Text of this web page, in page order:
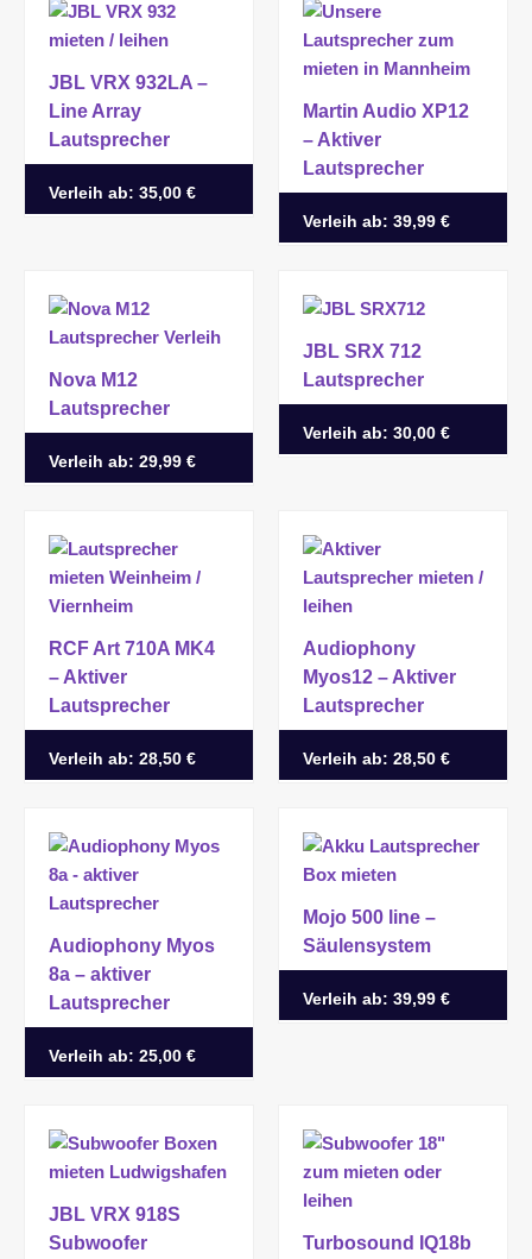
JBL VRX 932LA –
Line Array
Lautsprecher
Verleih ab: 35,00 €
Martin Audio XP12
– Aktiver
Lautsprecher
Verleih ab: 39,99 €
Nova M12
Lautsprecher
Verleih ab: 29,99 €
JBL SRX 712
Lautsprecher
Verleih ab: 30,00 €
RCF Art 710A MK4
– Aktiver
Lautsprecher
Verleih ab: 28,50 €
Audiophony
Myos12 – Aktiver
Lautsprecher
Verleih ab: 28,50 €
Audiophony Myos
8a – aktiver
Lautsprecher
Verleih ab: 25,00 €
Mojo 500 line –
Säulensystem
Verleih ab: 39,99 €
JBL VRX 918S
Subwoofer
Turbosound IQ18b